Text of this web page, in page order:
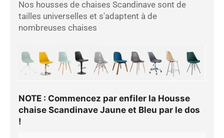
Nos housses de chaises Scandinave sont de
tailles universelles et s'adaptent à de
nombreuses chaises
NOTE : Commencez par enfiler la Housse
chaise Scandinave Jaune et Bleu par le dos
!